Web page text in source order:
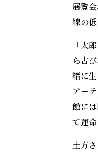
展覧
線の
「太
ら古
緒に
アー
館に
て運
土方